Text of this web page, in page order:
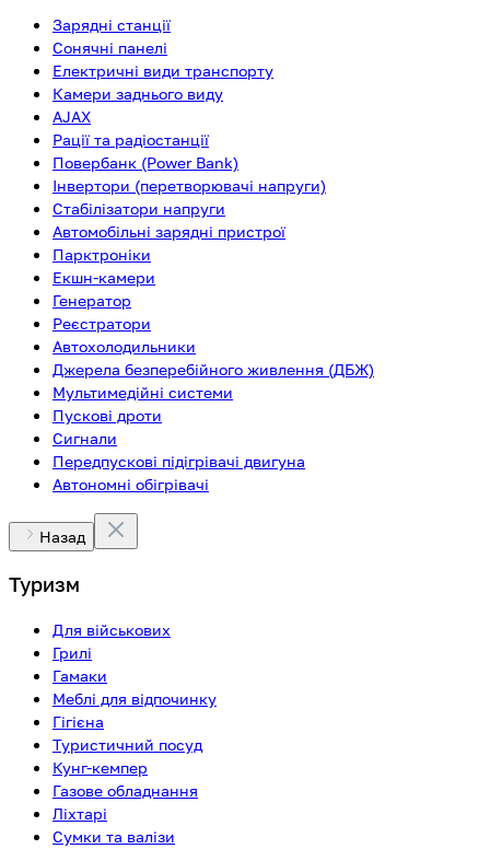
Зарядні станції
Сонячні панелі
Електричні види транспорту
Камери заднього виду
AJAX
Рації та радіостанції
Повербанк (Power Bank)
Інвертори (перетворювачі напруги)
Стабілізатори напруги
Автомобільні зарядні пристрої
Парктроніки
Екшн-камери
Генератор
Реєстратори
Автохолодильники
Джерела безперебійного живлення (ДБЖ)
Мультимедійні системи
Пускові дроти
Сигнали
Передпускові підігрівачі двигуна
Автономні обігрівачі
Назад
Туризм
Для військових
Грилі
Гамаки
Меблі для відпочинку
Гігієна
Туристичний посуд
Кунг-кемпер
Газове обладнання
Ліхтарі
Сумки та валізи